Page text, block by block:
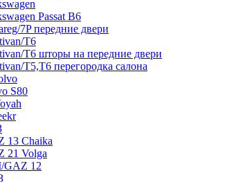
Passat B6
7P передние двери
T6
T6 шторы на передние двери
T5,T6 перегородка салона
S80
13 Chaika
21 Volga
GAZ 12